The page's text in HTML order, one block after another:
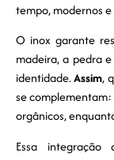
tempo, modernos
O inox garante
madeira, a pedra
identidade.Assim,
se
orgânicos,
Essa integração